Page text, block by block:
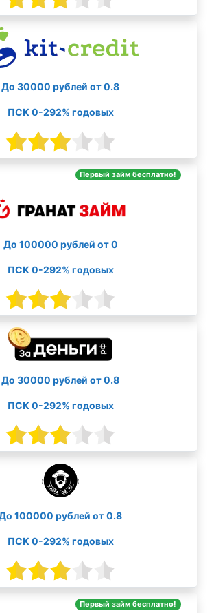
До 30000 рублей от 0.8
ПСК 0-292% годовых
Первый займ бесплатно!
До 100000 рублей от 0
ПСК 0-292% годовых
До 30000 рублей от 0.8
ПСК 0-292% годовых
100000 рублей от 0.8
ПСК 0-292% годовых
Первый займ бесплатно!